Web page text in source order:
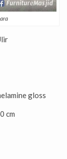
gloss
cm